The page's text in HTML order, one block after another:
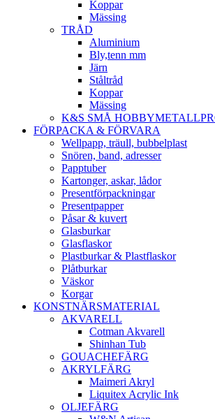
Koppar
Mässing
TRÅD
Aluminium
Bly,tenn mm
Järn
Ståltråd
Koppar
Mässing
K&S SMÅ
FÖRPACKA & FÖRVARA
Wellpapp, träull, bubbelplast
Snören, band, adresser
Papptuber
Kartonger, askar, lådor
Presentförpackningar
Presentpapper
Påsar & kuvert
Glasburkar
Glasflaskor
Plastburkar & Plastflaskor
Plåtburkar
Väskor
Korgar
KONSTNÄRSMATERIAL
AKVARELL
Cotman Akvarell
Shinhan Tub
GOUACHEFÄRG
AKRYLFÄRG
Maimeri Akryl
Liquitex Acrylic Ink
OLJEFÄRG